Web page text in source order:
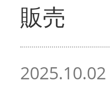
販売
2025.10.02